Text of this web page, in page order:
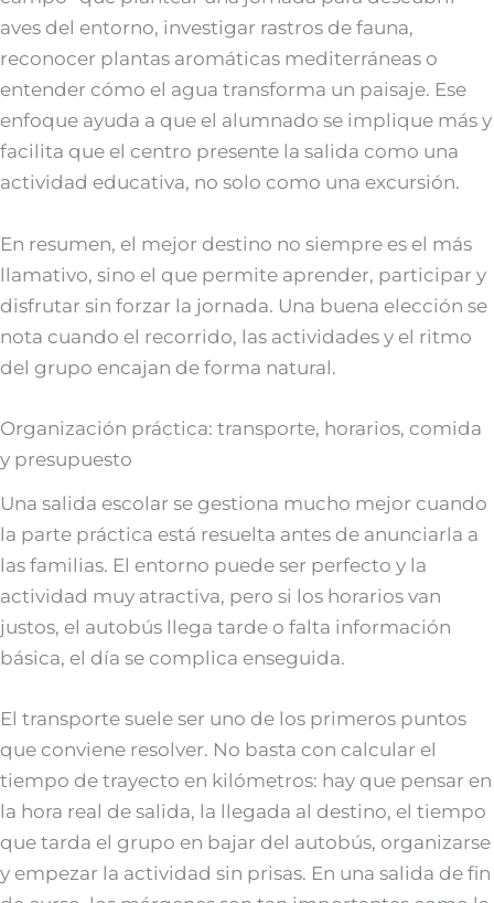
aves del entorno, investigar rastros de fauna,
reconocer plantas aromáticas mediterráneas o
entender cómo el agua transforma un paisaje. Ese
enfoque ayuda a que el alumnado se implique más y
facilita que el centro presente la salida como una
actividad educativa, no solo como una excursión.
En resumen, el mejor destino no siempre es el más
llamativo, sino el que permite aprender, participar y
disfrutar sin forzar la jornada. Una buena elección se
nota cuando el recorrido, las actividades y el ritmo
del grupo encajan de forma natural.
Organización práctica: transporte, horarios, comida
y presupuesto
Una salida escolar se gestiona mucho mejor cuando
la parte práctica está resuelta antes de anunciarla a
las familias. El entorno puede ser perfecto y la
actividad muy atractiva, pero si los horarios van
justos, el autobús llega tarde o falta información
básica, el día se complica enseguida.
El transporte suele ser uno de los primeros puntos
que conviene resolver. No basta con calcular el
tiempo de trayecto en kilómetros: hay que pensar en
la hora real de salida, la llegada al destino, el tiempo
que tarda el grupo en bajar del autobús, organizarse
y empezar la actividad sin prisas. En una salida de fin